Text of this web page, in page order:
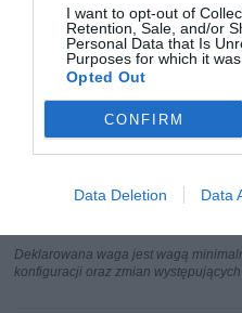
I want to opt-out of
Retention, Sale, and/or
Personal Data that Is
Purposes for which it was
Opted Out
CONFIRM
Data Deletion Data
Zasilanie 5V DC
Szerokość 92.3 mm
Wysokość
Długość 132.5 mm
Masa netto 364 g
IP68
Deklarowana waga jest wagą
konfiguracji oraz zmian